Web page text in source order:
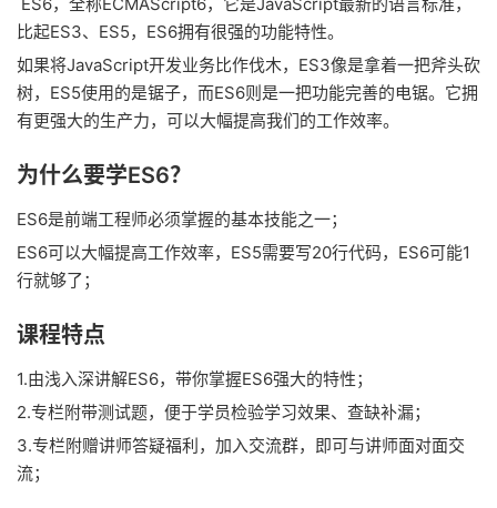
比起ES3、ES5，ES6拥有很强的功能特性。
如果将JavaScript开发业务比作伐木，ES3像是拿着一把斧头砍
树，ES5使用的是锯子，而ES6则是一把功能完善的电锯。它拥
有更强大的生产力，可以大幅提高我们的工作效率。
为什么要学ES6？
ES6是前端工程师必须掌握的基本技能之一；
ES6可以大幅提高工作效率，ES5需要写20行代码，ES6可能1
行就够了；
课程特点
1.由浅入深讲解ES6，带你掌握ES6强大的特性；
2.专栏附带测试题，便于学员检验学习效果、查缺补漏；
3.专栏附赠讲师答疑福利，加入交流群，即可与讲师面对面交
流；